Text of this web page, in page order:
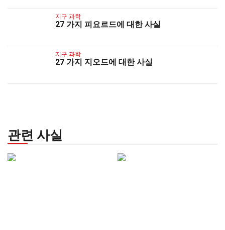
지구 과학
27 가지 피요르드에 대한 사실
지구 과학
27 가지 지오드에 대한 사실
관련 사실